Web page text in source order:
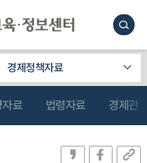
경제정책자료
료 법령자료 경제관